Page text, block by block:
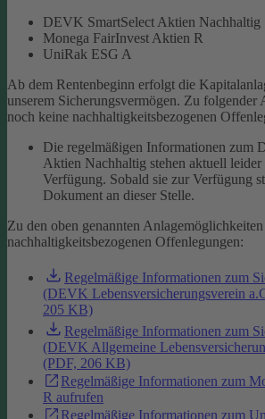
DEVK SmartSelect Aktien Nachhaltig
Monega FairInvest Aktien R
UniRak ESG A
Ab dem Rentenbeginn erfolgt die
unserem Sicherungsvermögen. Zu folgender
noch keine nachhaltigkeitsbezogenen
Die regelmäßigen Informationen zum
Aktien Nachhaltig stehen aktuell
Verfügung. Sobald sie zur Verfügung
Dokument an dieser Stelle.
Zu den oben genannten
nachhaltigkeitsbezogenen Offenlegungen:
Regelmäßige Informationen zum
(DEVK Lebensversicherungsverein
205 KB)
Regelmäßige Informationen zum
(DEVK Allgemeine
(PDF, 206 KB)
Regelmäßige Informationen zum
R aufrufen
Regelmäßige Informationen zum